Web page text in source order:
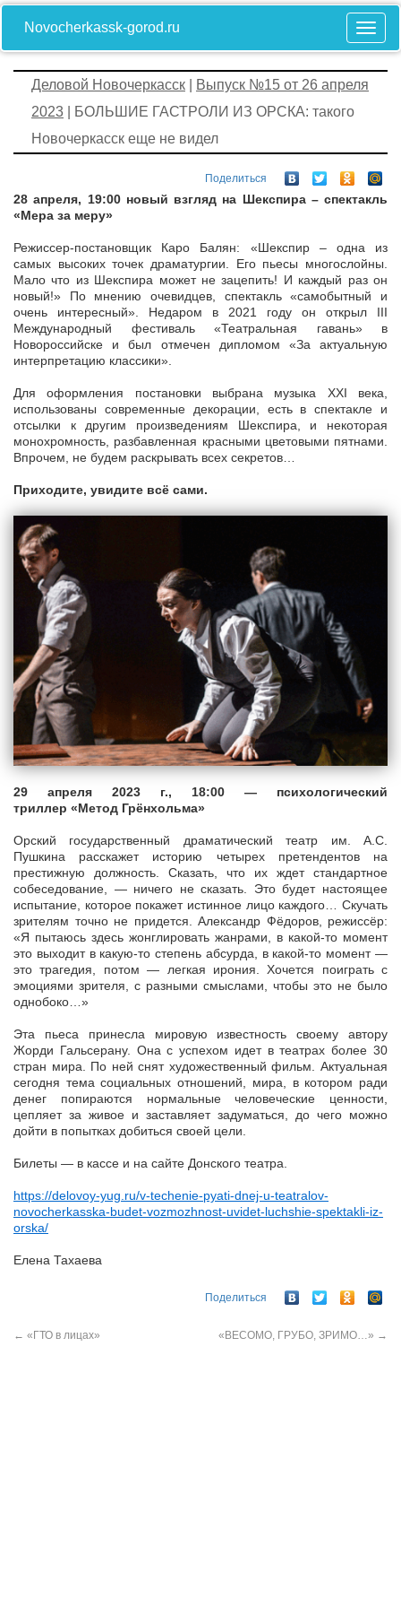
Novocherkassk-gorod.ru
Деловой Новочеркасск
Выпуск №15 от 26 апреля
2023 | БОЛЬШИЕ ГАСТРОЛИ ИЗ ОРСКА: такого
Новочеркасск еще не видел
Поделиться
28 апреля, 19:00 новый взгляд на Шекспира – спектакль
«Мера за меру»
Режиссер-постановщик Каро Балян: «Шекспир – одна из
самых высоких точек драматургии. Его пьесы многослойны.
Мало что из Шекспира может не зацепить! И каждый раз он
новый!» По мнению очевидцев, спектакль «самобытный и
очень интересный». Недаром в 2021 году он открыл III
Международный фестиваль «Театральная гавань» в
Новороссийске и был отмечен дипломом «За актуальную
интерпретацию классики».
Для оформления постановки выбрана музыка XXI века,
использованы современные декорации, есть в спектакле и
отсылки к другим произведениям Шекспира, и некоторая
монохромность, разбавленная красными цветовыми пятнами.
Впрочем, не будем раскрывать всех секретов…
Приходите, увидите всё сами.
29 апреля 2023 г., 18:00 — психологический
триллер «Метод Грёнхольма»
Орский государственный драматический театр им. А.С.
Пушкина расскажет историю четырех претендентов на
престижную должность. Сказать, что их ждет стандартное
собеседование, — ничего не сказать. Это будет настоящее
испытание, которое покажет истинное лицо каждого… Скучать
зрителям точно не придется. Александр Фёдоров, режиссёр:
«Я пытаюсь здесь жонглировать жанрами, в какой-то момент
это выходит в какую-то степень абсурда, в какой-то момент —
это трагедия, потом — легкая ирония. Хочется поиграть с
эмоциями зрителя, с разными смыслами, чтобы это не было
однобоко…»
Эта пьеса принесла мировую известность своему автору
Жорди Гальсерану. Она с успехом идет в театрах более 30
стран мира. По ней снят художественный фильм. Актуальная
сегодня тема социальных отношений, мира, в котором ради
денег попираются нормальные человеческие ценности,
цепляет за живое и заставляет задуматься, до чего можно
дойти в попытках добиться своей цели.
Билеты — в кассе и на сайте Донского театра.
https://delovoy-yug.ru/v-techenie-pyati-dnej-u-teatralov-
novocherkasska-budet-vozmozhnost-uvidet-luchshie-spektakli-iz-
orska/
Елена Тахаева
Поделиться
← «ГТО в лицах» «ВЕСОМО, ГРУБО, ЗРИМО…» →